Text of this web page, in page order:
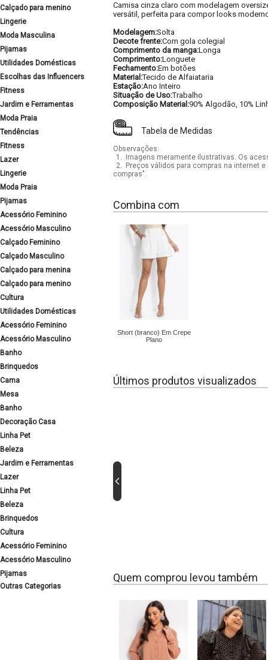
Calçado para menino
Lingerie
Moda Masculina
Pijamas
Utilidades Domésticas
Escolhas das Influencers
Fitness
Jardim e Ferramentas
Moda Praia
Tendências
Fitness
Lazer
Lingerie
Moda Praia
Pijamas
Acessório Feminino
Acessório Masculino
Calçado Feminino
Calçado Masculino
Calçado para menina
Calçado para menino
Cultura
Utilidades Domésticas
Acessório Feminino
Acessório Masculino
Banho
Brinquedos
Cama
Mesa
Banho
Decoração Casa
Linha Pet
Beleza
Jardim e Ferramentas
Lazer
Linha Pet
Beleza
Brinquedos
Cultura
Acessório Feminino
Acessório Masculino
Pijamas
Outras Categorias
Camisa cinza claro com modelagem
versátil, perfeita para compor looks
Modelagem:Solta
Decote frente:Com gola colegial
Comprimento da manga:Longa
Comprimento:Longuete
Fechamento:Em botões
Material:Tecido de Alfaiataria
Estação:Ano Inteiro
Situação de Uso:Trabalho
Composição Material:90% Algodão, 10%
Tabela de Medidas
Observações:
1.
Imagens meramente ilustrativas. Os
2.
Preços válidos para compras na internet
compras".
Combina com
Short (branco) Em Crepe
Plano
Últimos produtos visualizados
Quem comprou levou também